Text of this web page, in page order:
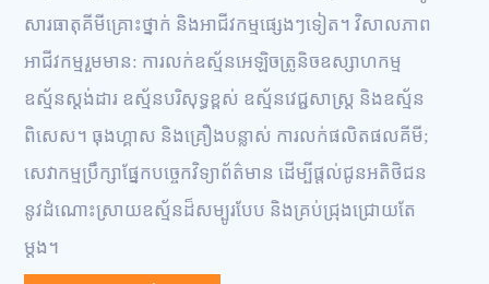
សារធាតុគីមីគ្រោះថ្នាក់ និងអាជីវកម្មផ្សេងៗទៀត។ វិសាលភាព
អាជីវកម្មរួមមាន: ការលក់ឧស្ម័នអេឡិចត្រូនិចឧស្សាហកម្ម
ឧស្ម័នស្តង់ដារ ឧស្ម័នបរិសុទ្ធខ្ពស់ ឧស្ម័នវេជ្ជសាស្រ្ត និងឧស្ម័ន
ពិសេស។ ធុងហ្គាស និងគ្រឿងបន្លាស់ ការលក់ផលិតផលគីមី;
សេវាកម្មប្រឹក្សាផ្នែកបច្ចេកវិទ្យាព័ត៌មាន ដើម្បីផ្តល់ជូនអតិថិជន
នូវដំណោះស្រាយឧស្ម័នដ៏សម្បូរបែប និងគ្រប់ជ្រុងជ្រោយតែ
ម្តង។